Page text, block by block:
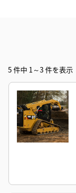
5 件中 1～3 件を表示